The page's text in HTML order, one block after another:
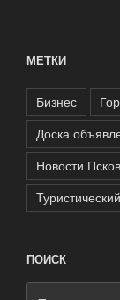
МЕТКИ
Бизнес
Доска
Новости
ПОИСК